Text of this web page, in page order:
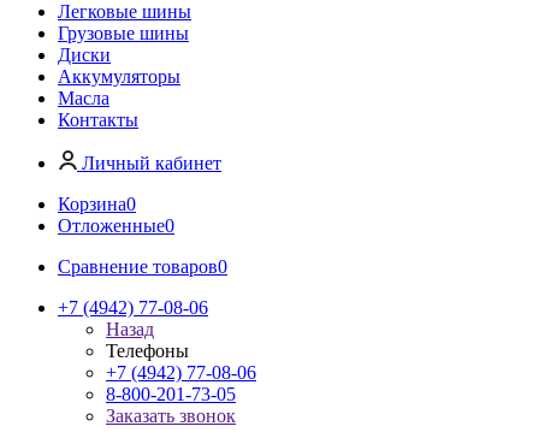
Легковые шины
Грузовые шины
Диски
Аккумуляторы
Масла
Контакты
Личный кабинет
Корзина0
Отложенные0
Сравнение товаров0
+7 (4942) 77-08-06
Назад
Телефоны
+7 (4942) 77-08-06
8-800-201-73-05
Заказать звонок